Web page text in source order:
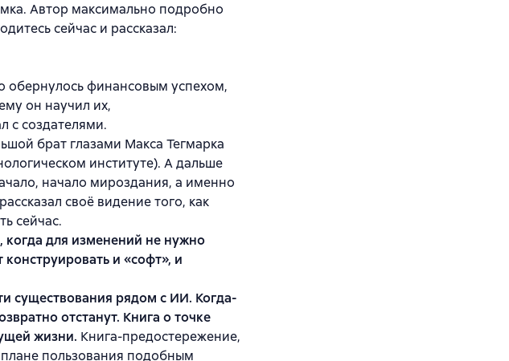
Автор максимально подробно
сейчас и рассказал:
обернулось финансовым успехом,
он научил их,
с создателями.
брат глазами Макса Тегмарка
институте). А дальше
начало мироздания, а именно
своё видение того, как
сейчас.
когда для изменений не нужно
и «софт», и
существования рядом с ИИ. Когда-
отстанут. Книга о точке
жизни. Книга-предостережение,
пользования подобным